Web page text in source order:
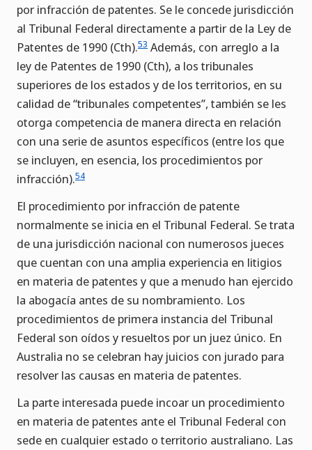
por infracción de patentes. Se le concede jurisdicción
al Tribunal Federal directamente a partir de la Ley de
Patentes de 1990 (Cth).53 Además, con arreglo a la
ley de Patentes de 1990 (Cth), a los tribunales
superiores de los estados y de los territorios, en su
calidad de “tribunales competentes”, también se les
otorga competencia de manera directa en relación
con una serie de asuntos específicos (entre los que
se incluyen, en esencia, los procedimientos por
infracción).54
El procedimiento por infracción de patente
normalmente se inicia en el Tribunal Federal. Se trata
de una jurisdicción nacional con numerosos jueces
que cuentan con una amplia experiencia en litigios
en materia de patentes y que a menudo han ejercido
la abogacía antes de su nombramiento. Los
procedimientos de primera instancia del Tribunal
Federal son oídos y resueltos por un juez único. En
Australia no se celebran hay juicios con jurado para
resolver las causas en materia de patentes.
La parte interesada puede incoar un procedimiento
en materia de patentes ante el Tribunal Federal con
sede en cualquier estado o territorio australiano. Las